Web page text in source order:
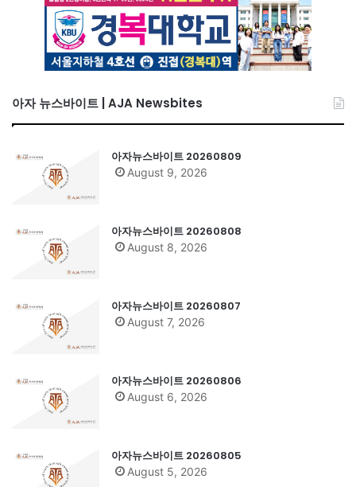
아자 뉴스바이트 | AJA Newsbites
아자뉴스바이트 20260809
August 9, 2026
아자뉴스바이트 20260808
August 8, 2026
아자뉴스바이트 20260807
August 7, 2026
아자뉴스바이트 20260806
August 6, 2026
아자뉴스바이트 20260805
August 5, 2026